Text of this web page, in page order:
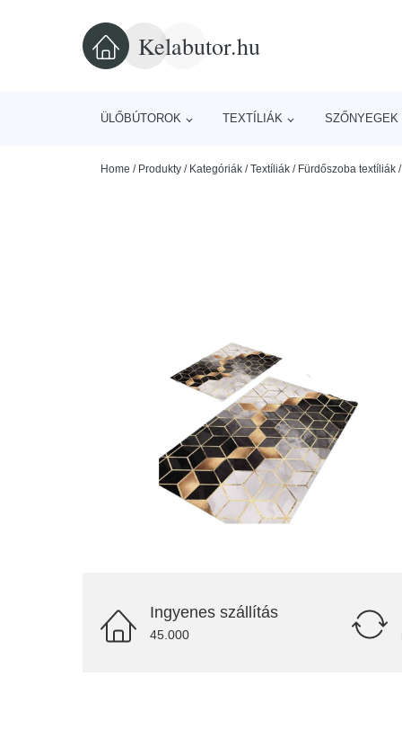
Kelabutor.hu
ÜLŐBÚTOROK TEXTÍLIÁK SZŐNYEGEK
Home / Produkty / Kategóriák /Textíliák / Fürdőszoba textíliák
Ingyenes szállítás
45.000